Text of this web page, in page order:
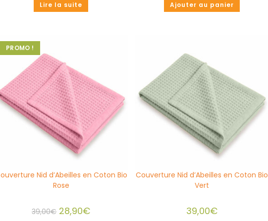
Lire la suite Ajouter au panier
PROMO !
Nid d’Abeilles en Coton Bio
Rose
39,00€ 28,90€
Couverture Nid d’Abeilles en Coton Bio
Vert
39,00€